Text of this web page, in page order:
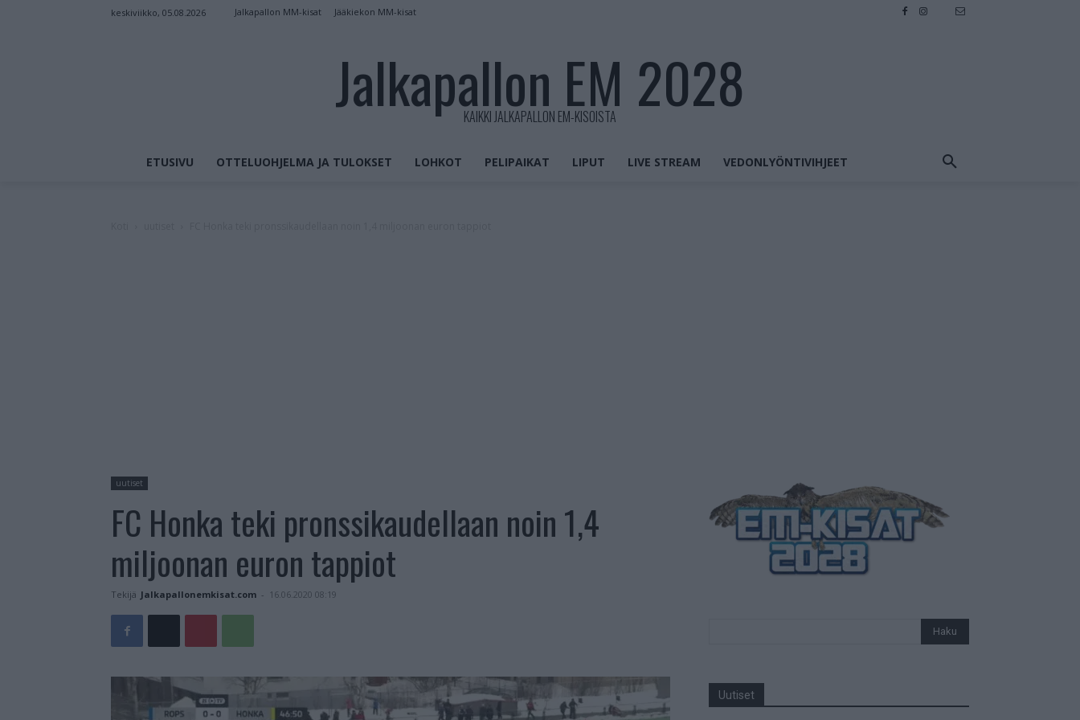
keskiviikko, 05.08.2026 Jalkapallon MM-kisat Jääkiekon MM-kisat
Jalkapallon EM 2028
KAIKKI JALKAPALLON EM-KISOISTA
ETUSIVU OTTELUOHJELMA JA TULOKSET LOHKOT PELIPAIKAT LIPUT LIVE STREAM VEDONLYÖNTIVIHJEET
uutiset
FC Honka teki pronssikaudellaan noin 1,4
miljoonan euron tappiot
Tekijä Jalkapallonemkisat.com - 16.06.2020 08:19
Uutiset